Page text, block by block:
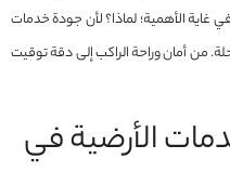
غاية الأهمية؛ لماذا؟ لأن جودة خدمات
من أمان وراحة الراكب إلى دقة توقيت
الأرضية في